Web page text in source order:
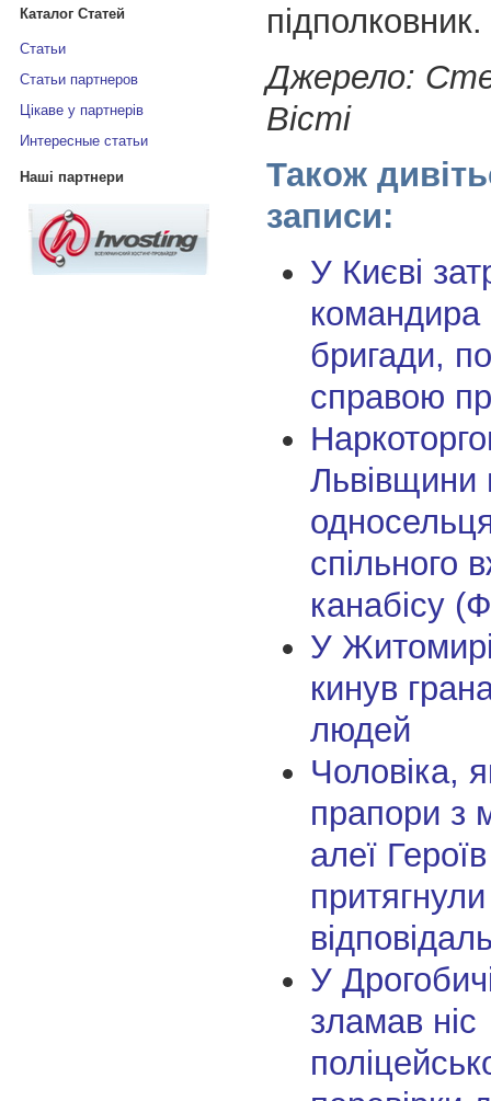
Каталог Статей
Статьи
Статьи партнеров
Цікаве у партнерів
Интересные статьи
Наші партнери
підполковник.
Джерело:
Вісті
Також
записи:
У Києві
командира
бригади,
справою
Львівщини
спільного
канабісу
У
кинув
людей
Чоловіка,
прапори з
алеї
У
зламав ніс